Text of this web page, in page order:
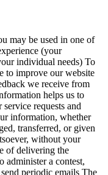
may be used in one of
(your
individual needs) To
to improve our website
we receive from
helps us to
requests and
information, whether
transferred, or given
without your
of delivering the
administer a contest,
periodic emails The